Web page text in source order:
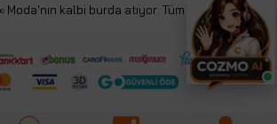
kalbi burda atıyor. Tüm
Colezium